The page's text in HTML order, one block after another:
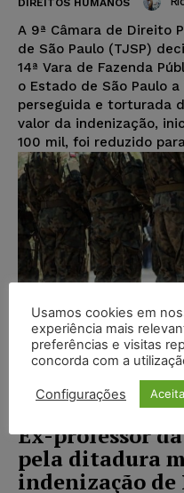
DIREITOS HUMANOS
A 9ª Câmara de Direito
de São Paulo (TJSP)
14ª Vara de Fazenda
o Estado de São Paulo
perseguida e torturada
valor da indenização,
100 mil, foi reduzido
Ex-professor
pela ditadura
indenização de
Usamos cookies em
experiência mais
preferências e visitas
concorda com a
Configurações